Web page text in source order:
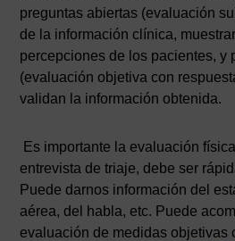
preguntas abiertas (evaluación
de la información clínica,
percepciones de los pacientes, y
(evaluación objetiva con
validan la información obtenida.
Es importante la evaluación
entrevista de triaje, debe ser
Puede darnos información del
aérea, del habla, etc. Puede
evaluación de medidas objetivas